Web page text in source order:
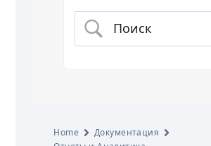
Home
Документация